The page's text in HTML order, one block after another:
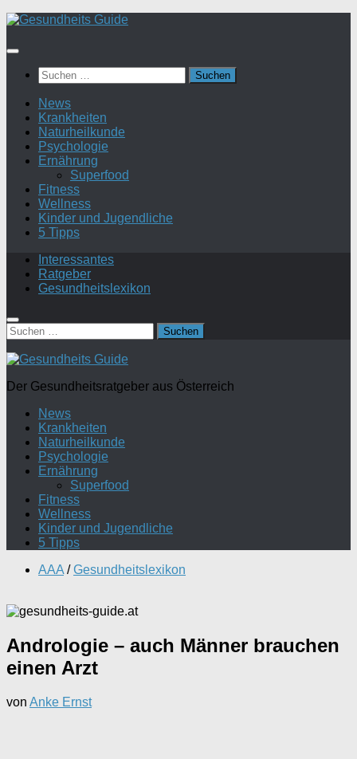
Suchen
nach:
News
Krankheiten
Naturheilkunde
Psychologie
Ernährung
Superfood
Fitness
Wellness
Kinder und Jugendliche
5 Tipps
Interessantes
Ratgeber
Gesundheitslexikon
Suchen
nach:
Der Gesundheitsratgeber aus Österreich
News
Krankheiten
Naturheilkunde
Psychologie
Ernährung
Superfood
Fitness
Wellness
Kinder und Jugendliche
5 Tipps
AAA / Gesundheitslexikon
Andrologie – auch Männer brauchen
einen Arzt
von Anke Ernst